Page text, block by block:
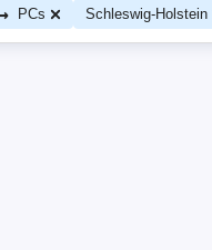
PCs Schleswig-Holstein